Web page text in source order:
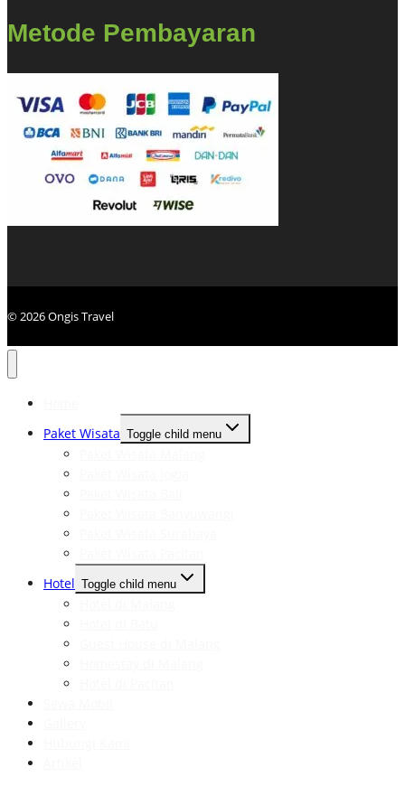
Metode Pembayaran
© 2026 Ongis Travel
Paket Wisata Toggle child menu
Hotel Toggle child menu